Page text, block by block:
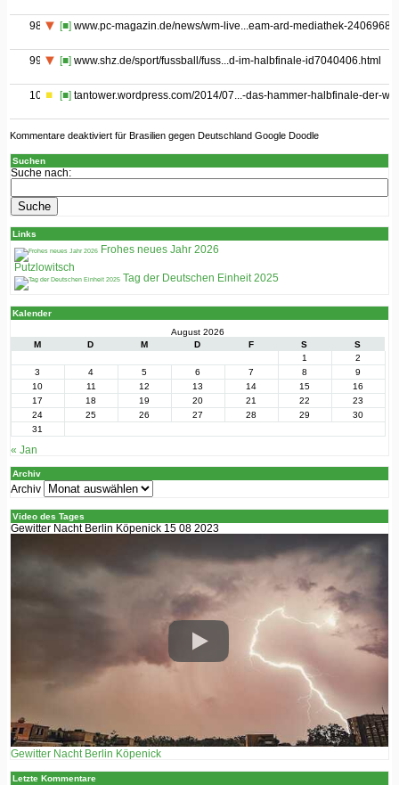
98 [■] www.pc-magazin.de/news/wm-live...eam-ard-mediathek-
99 [■] www.shz.de/sport/fussball/fuss...d-im-halbfinale-id7040406.html
100 [■] tantower.wordpress.com/2014/07...-das-hammer-halbfinale-der-
Kommentare deaktiviertfür Brasilien gegen Deutschland Google Doodle
Suchen
Suche nach:
Links
Frohes neues Jahr 2026
Putzlowitsch
Tag der Deutschen Einheit 2025
Kalender
August 2026
M
D M D F S
S
1
2
3
4 5 6 7 8
9
10
11 12 13 14 15
16
17
18 19 20 21 22
23
24
25 26 27 28 29
30
31
« Jan
Archiv
Archiv
Video des Tages
Gewitter Nacht Berlin Köpenick 15 08 2023
Gewitter Nacht Berlin Köpenick
Letzte Kommentare